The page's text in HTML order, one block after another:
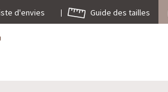
d'envies Guide des tailles